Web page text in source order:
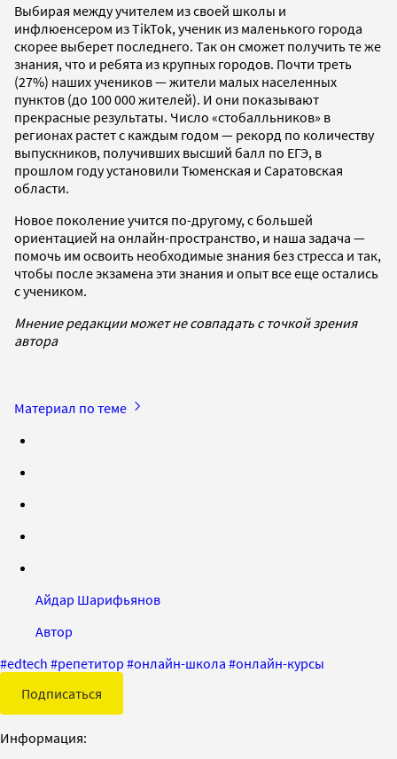
Выбирая между учителем из своей школы и
инфлюенсером из TikTok, ученик из маленького города
скорее выберет последнего. Так он сможет получить те же
знания, что и ребята из крупных городов. Почти треть
(27%) наших учеников — жители малых населенных
пунктов (до 100 000 жителей). И они показывают
прекрасные результаты. Число «стобалльников» в
регионах растет с каждым годом — рекорд по количеству
выпускников, получивших высший балл по ЕГЭ, в
прошлом году установили Тюменская и Саратовская
области.
Новое поколение учится по-другому, с большей
ориентацией на онлайн-пространство, и наша задача —
помочь им освоить необходимые знания без стресса и так,
чтобы после экзамена эти знания и опыт все еще остались
с учеником.
Мнение редакции может не совпадать с точкой зрения
автора
Материал по теме
Айдар Шарифьянов
Автор
#edtech #репетитор #онлайн-школа #онлайн-курсы
Подписаться
Информация: